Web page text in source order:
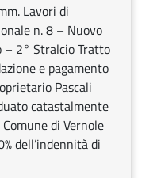
Lavori di
n. 8 – Nuovo
– 2° Stralcio Tratto
e pagamento
Pascali
catastalmente
di Vernole
dell’indennità di